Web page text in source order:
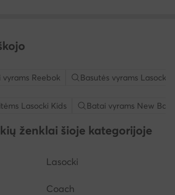
Reebok Basutės vyrams Lasocki
Lasocki Kids Batai vyrams New
ženklai šioje kategorijoje
Lasocki
Coach